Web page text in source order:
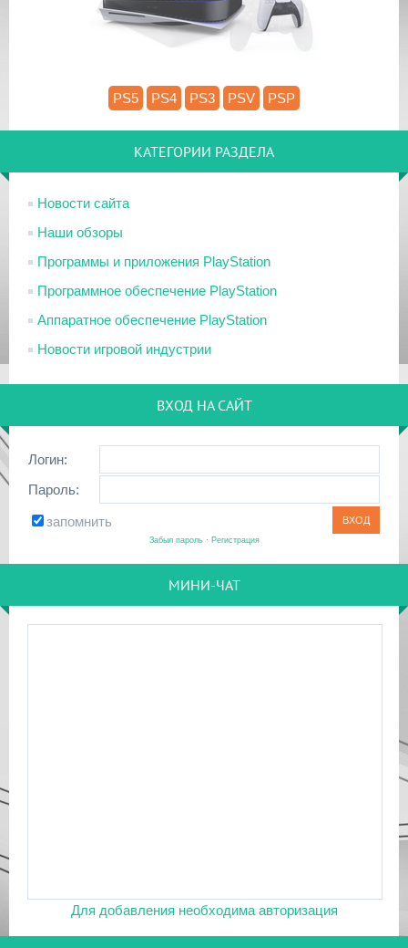
PS5 PS4 PS3 PSV PSP
КАТЕГОРИИ РАЗДЕЛА
Новости сайта
Наши обзоры
Программы и приложения PlayStation
Программное обеспечение PlayStation
Аппаратное обеспечение PlayStation
Новости игровой индустрии
ВХОД НА САЙТ
Логин:
Пароль:
запомнить
Забыл пароль· Регистрация
МИНИ-ЧАТ
Для добавления необходима авторизация